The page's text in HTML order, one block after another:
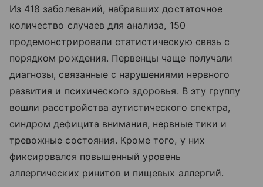
Из 418 заболеваний, набравших достаточное
количество случаев для анализа, 150
продемонстрировали статистическую связь с
порядком рождения. Первенцы чаще получали
диагнозы, связанные с нарушениями нервного
развития и психического здоровья. В эту группу
вошли расстройства аутистического спектра,
синдром дефицита внимания, нервные тики и
тревожные состояния. Кроме того, у них
фиксировался повышенный уровень
аллергических ринитов и пищевых аллергий.